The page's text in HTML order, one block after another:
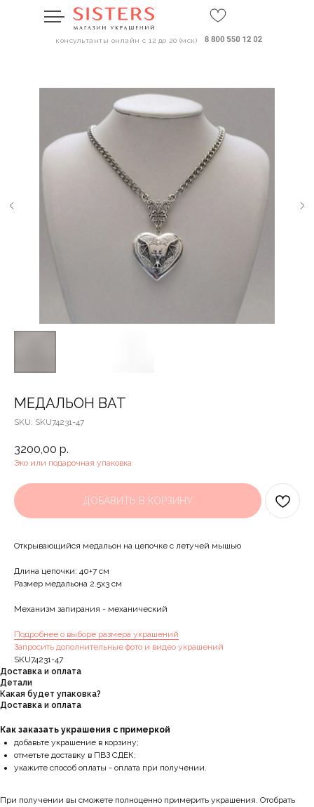
консультанты онлайн с 12 до 20 (мск)
МЕДАЛЬОН BAT
SKU: SKU74231-47
3200,00 р.
Эко или подарочная упаковка
ДОБАВИТЬ В КОРЗИНУ
Открывающийся медальон на цепочке с летучей мышью
Длина цепочки: 40+7 см
Размер медальона 2.5x3 см
Механизм запирания - механический
Подробнее о выборе размера украшений
Запросить дополнительные фото и видео украшений
SKU74231-47
Доставка и оплата
Детали
Какая будет упаковка?
Доставка и оплата
Как заказать украшения с примеркой
добавьте украшение в корзину;
отметьте доставку в ПВЗ СДЕК;
укажите способ оплаты - оплата при получении.
При получении вы сможете полноценно примерить украшения. Отобрать